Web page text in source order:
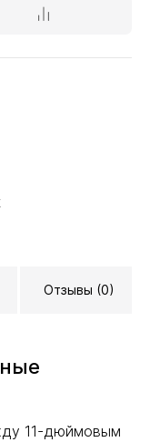
Отзывы (0)
11-дюймовым